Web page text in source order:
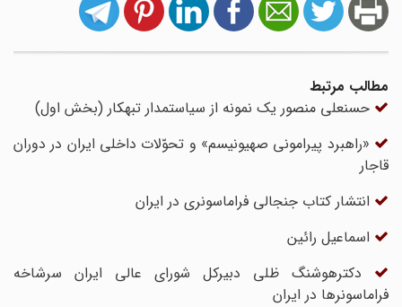
مطالب مرتبط
حسنعلی منصور یک نمونه از سیاستمدار تبهکار (بخش اول)
«راهبرد پیرامونی صهیونیسم» و تحوّلات داخلی ایران در دوران
قاجار
انتشار کتاب جنجالی فراماسونری در ایران
اسماعیل رائین
دکترهوشنگ ظلی دبیرکل شورای عالی ایران سرشاخه
فراماسونرها در ایران